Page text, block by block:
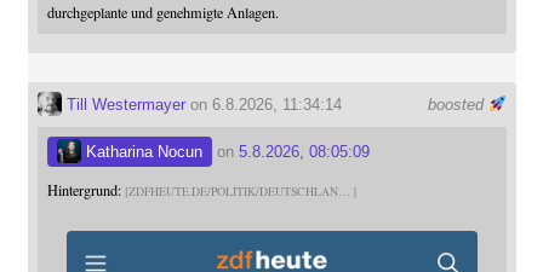
durchgeplante und genehmigte Anlagen.
boosted
Till Westermayeron 6.8.2026, 11:34:14
Katharina Nocun on 5.8.2026, 08:05:09
Hintergrund: ZDFHEUTE.DE/POLITIK/DEUTSCHLAN